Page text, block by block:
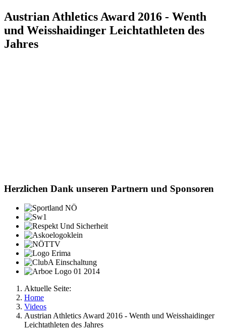
Austrian Athletics Award 2016 - Wenth
und Weisshaidinger Leichtathleten des
Jahres
Herzlichen Dank unseren Partnern und Sponsoren
Aktuelle Seite:
Home
Videos
Austrian Athletics Award 2016 - Wenth und Weisshaidinger
Leichtathleten des Jahres